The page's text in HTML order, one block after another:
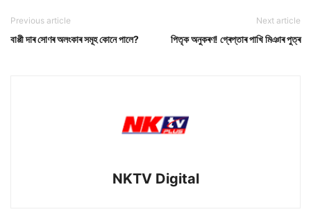
Previous article
বাপ্পী দাৰ সোণৰ অলংকাৰ সমূহ কোনে পালে?
Next article
পিতৃক অনুকৰণ! গ্ৰেপ্তাৰ পাখি মিঞাৰ পুত্ৰ
NKTV Digital